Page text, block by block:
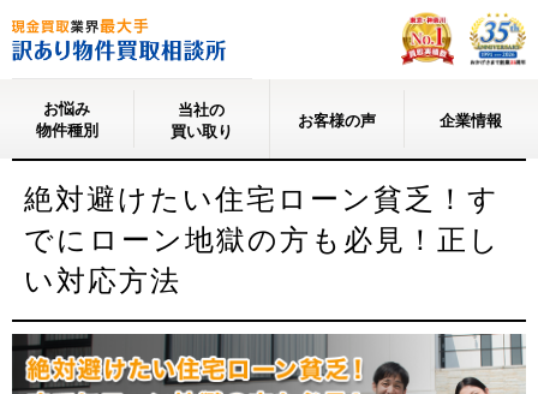
お悩み
物件種別
当社の
買い取り
お客様の声 企業情報
絶対避けたい住宅ローン貧乏！す
でにローン地獄の方も必見！正し
い対応方法